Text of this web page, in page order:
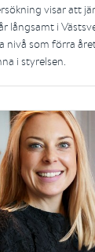
visar att
långsamt i
nivå som förra
i styrelsen.